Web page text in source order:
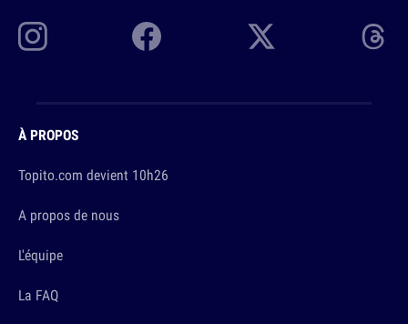
À PROPOS
Topito.com devient 10h26
A propos de nous
L'équipe
La FAQ